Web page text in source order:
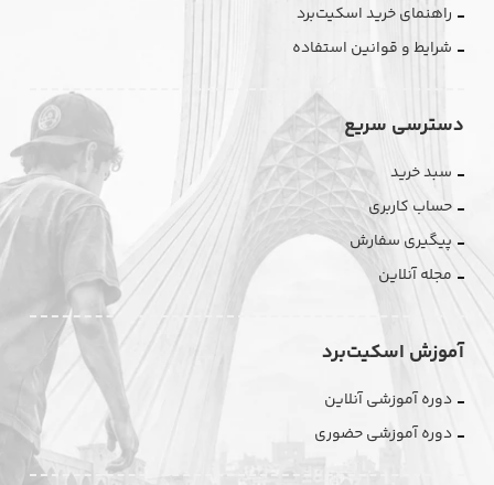
راهنمای خرید اسکیت‌برد
شرایط و قوانین استفاده
دسترسی سریع
سبد خرید
حساب کاربری
پیگیری سفارش
مجله آنلاین
آموزش اسکیت‌برد
دوره آموزشی آنلاین
دوره آموزشی حضوری